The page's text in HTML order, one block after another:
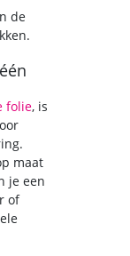
de
folie, is
maat
je een
of